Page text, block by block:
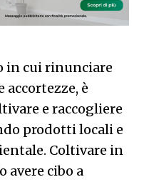
in cui rinunciare
accortezze, è
e raccogliere
prodotti locali e
Coltivare in
avere cibo a